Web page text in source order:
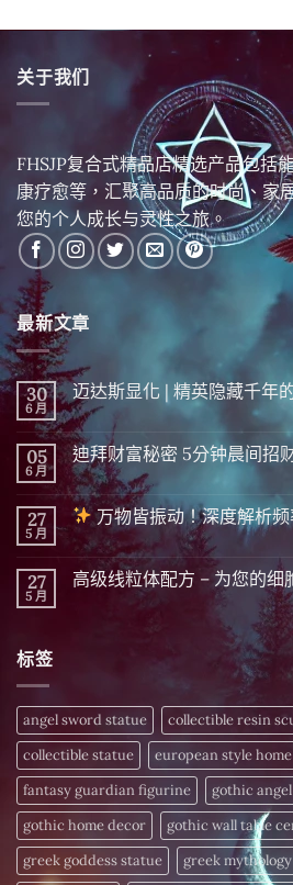
关于我们
FHSJP复合式精品店精选产品包括
康疗愈等，汇聚高品质的时尚、家
您的个人成长与灵性之旅。
最新文章
30
6 月
迈达斯显化 | 精英隐藏千年
在
〈迈
达
斯
显
化
|
精
英
隐
藏
千
年
晓〉
中
尚
無
留
言
05
6 月
迪拜财富秘密 5分钟晨间招
在
〈迪
拜
财
富
秘
密 5
分
钟
尚
無
留
言
27
5 月
万物皆振动！深度解析
在
万
频
率
疗
愈
〉
中
尚
無
留
言
27
5 月
高级线粒体配方 – 为您的细
–
为
您
的
细
胞
注
入
活
力〉
中
标签
angel sword statue
collectible resin
collectible statue
european style
fantasy guardian figurine
gothic
gothic home decor
gothic wall table
greek goddess statue
greek